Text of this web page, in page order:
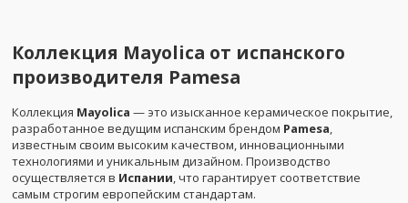
Коллекция Mayolica от испанского
производителя Pamesa
Коллекция Mayolica — это изысканное керамическое покрытие,
разработанное ведущим испанским брендом Pamesa,
известным своим высоким качеством, инновационными
технологиями и уникальным дизайном. Производство
осуществляется в Испании, что гарантирует соответствие
самым строгим европейским стандартам.